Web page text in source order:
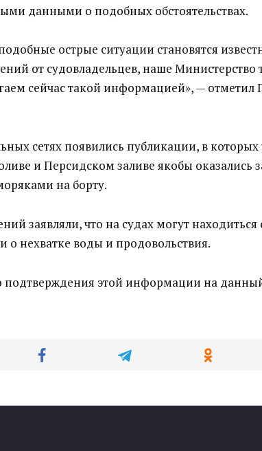
данными о подобных обстоятельствах.
острые ситуации становятся
от судовладельцев, наше Министерство
сейчас такой информацией», — отметил
сетях появились публикации, в которых
и Персидском заливе якобы оказались
на борту.
заявляли, что на судах могут
о нехватке воды и продовольствия.
этой информации на